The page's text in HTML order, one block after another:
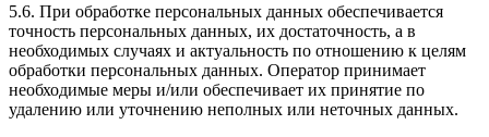
5.6. При обработке персональных данных обеспечивается
точность персональных данных, их достаточность, а в
необходимых случаях и актуальность по отношению к целям
обработки персональных данных. Оператор принимает
необходимые меры и/или обеспечивает их принятие по
удалению или уточнению неполных или неточных данных.